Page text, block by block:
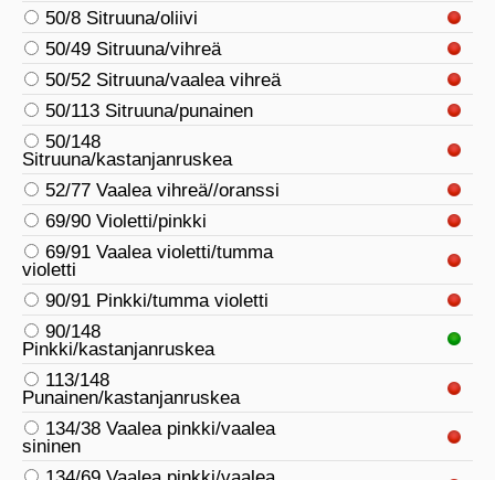
50/8 Sitruuna/oliivi
50/49 Sitruuna/vihreä
50/52 Sitruuna/vaalea vihreä
50/113 Sitruuna/punainen
50/148
Sitruuna/kastanjanruskea
52/77 Vaalea vihreä//oranssi
69/90 Violetti/pinkki
69/91 Vaalea violetti/tumma
violetti
90/91 Pinkki/tumma violetti
90/148
Pinkki/kastanjanruskea
113/148
Punainen/kastanjanruskea
134/38 Vaalea pinkki/vaalea
sininen